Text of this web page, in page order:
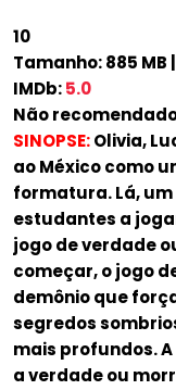
10
Tamanho: 885 MB |
IMDb:5.0
Não
SINOPSE:Olivia,
ao México como
formatura. Lá,
estudantes a
jogo de verdade
começar, o jogo
demônio que
segredos
mais profundos.
a verdade ou